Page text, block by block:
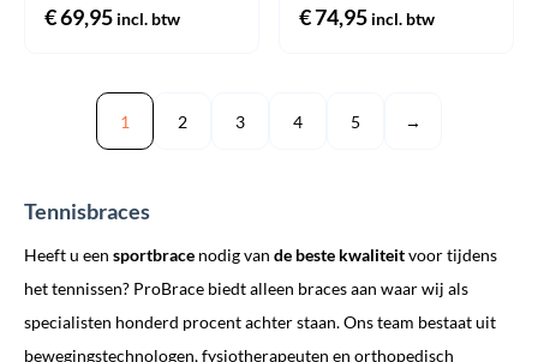
€69,95 incl. btw €74,95 incl. btw
1 2 3 4 5 →
Tennisbraces
Heeft u een sportbrace nodig van de beste kwaliteitvoor tijdens
het tennissen? ProBrace biedt alleen braces aan waar wij als
specialisten honderd procent achter staan. Ons team bestaat uit
bewegingstechnologen, fysiotherapeuten en orthopedisch